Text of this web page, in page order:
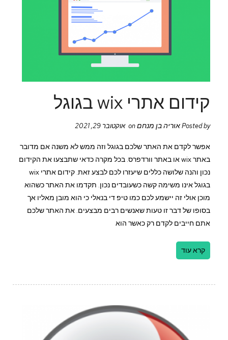
קידום אתרי wix בגוגל
Posted byאוריה בן מנחם
אפשר לקדם את האתר שלכם בגוגל וזה ממש לא משנה אם מדובר
באתר wix או באתר וורדפרס. בכל מקרה כדאי שתבצעו את הקידום
נכון והנה שלושה כללים שיעזרו לכם לבצע זאת. קידום אתרי wix
בגוגל אינו משימה קשה כשעובדים נכון. תקדמו את האתר כשהוא
מוכן אולי זה יישמע לכם כמו טיפ די בנאלי כי הוא מובן מאליו אך
בסופו של דבר זו טעות שאנשים רבים מבצעים. את האתר שלכם
אתם חייבים לקדם רק כאשר הוא
קרא עוד